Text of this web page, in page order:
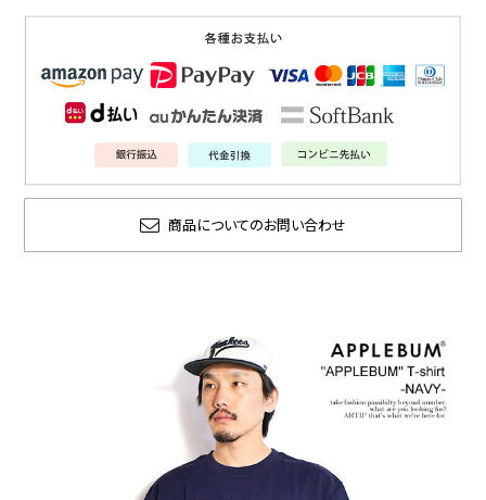
商品についてのお問い合わせ